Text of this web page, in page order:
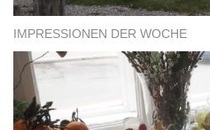
IMPRESSIONEN DER WOCHE